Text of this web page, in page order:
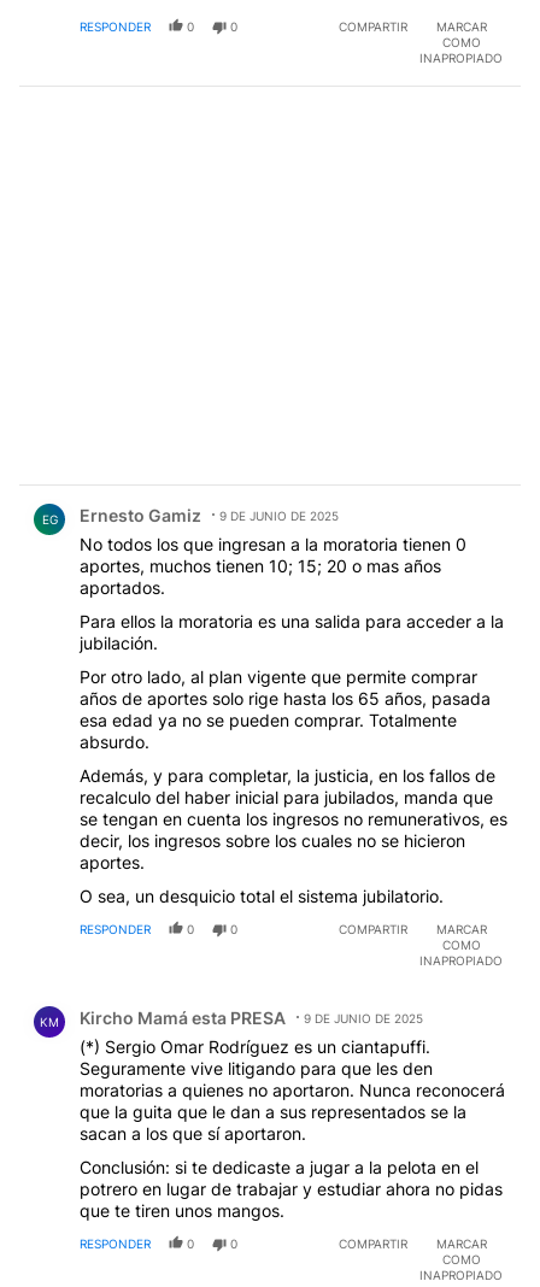
RESPONDER 0 0 COMPARTIR
MARCAR
COMO
INAPROPIADO
EG Ernesto Gamiz 9 DE JUNIO DE 2025
No todos los que ingresan a la moratoria tienen 0
aportes, muchos tienen 10; 15; 20 o mas años
aportados.
Para ellos la moratoria es una salida para acceder a la
jubilación.
Por otro lado, al plan vigente que permite comprar
años de aportes solo rige hasta los 65 años, pasada
esa edad ya no se pueden comprar. Totalmente
absurdo.
Además, y para completar, la justicia, en los fallos de
recalculo del haber inicial para jubilados, manda que
se tengan en cuenta los ingresos no remunerativos, es
decir, los ingresos sobre los cuales no se hicieron
aportes.
O sea, un desquicio total el sistema jubilatorio.
RESPONDER 0 0 COMPARTIR
MARCAR
COMO
INAPROPIADO
KM Kircho Mamá esta PRESA 9 DE JUNIO DE 2025
(*) Sergio Omar Rodríguez es un ciantapuffi.
Seguramente vive litigando para que les den
moratorias a quienes no aportaron. Nunca reconocerá
que la guita que le dan a sus representados se la
sacan a los que sí aportaron.
Conclusión: si te dedicaste a jugar a la pelota en el
potrero en lugar de trabajar y estudiar ahora no pidas
que te tiren unos mangos.
RESPONDER 0 0 COMPARTIR
MARCAR
COMO
INAPROPIADO